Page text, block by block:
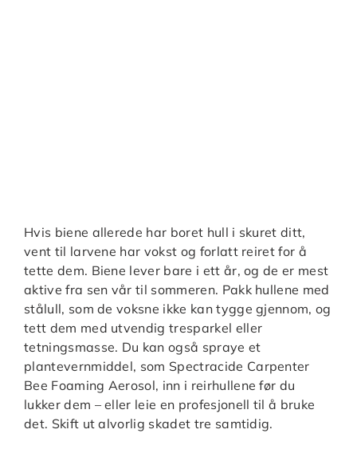
Hvis biene allerede har boret hull i skuret ditt,
vent til larvene har vokst og forlatt reiret for å
tette dem. Biene lever bare i ett år, og de er mest
aktive fra sen vår til sommeren. Pakk hullene med
stålull, som de voksne ikke kan tygge gjennom, og
tett dem med utvendig tresparkel eller
tetningsmasse. Du kan også spraye et
plantevernmiddel, som Spectracide Carpenter
Bee Foaming Aerosol, inn i reirhullene før du
lukker dem – eller leie en profesjonell til å bruke
det. Skift ut alvorlig skadet tre samtidig.